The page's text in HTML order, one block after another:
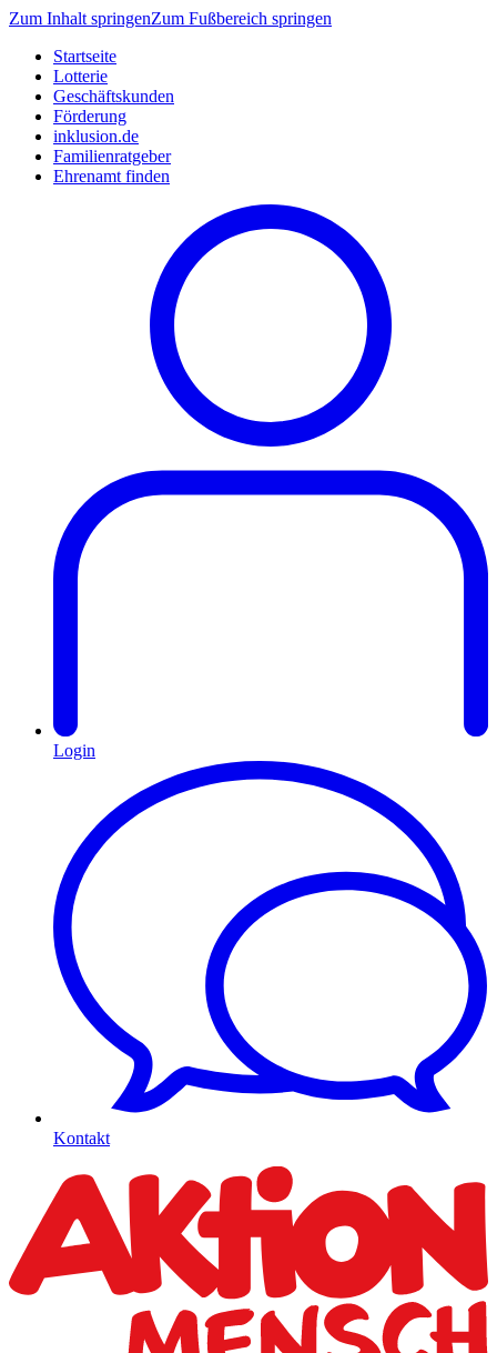
Zum Inhalt springenZum Fußbereich springen
Startseite
Lotterie
Geschäftskunden
Förderung
inklusion.de
Familienratgeber
Ehrenamt finden
Login
Kontakt